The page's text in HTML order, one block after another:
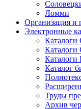
Ломми
Организация и
Электронные
Каталоги
Каталог
Труды
Архив